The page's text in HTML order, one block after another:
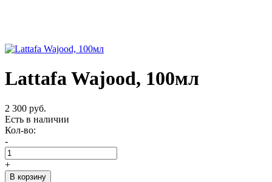
Lattafa Wajood, 100мл
2 300 руб.
Есть в наличии
Кол-во:
-
+
В корзину